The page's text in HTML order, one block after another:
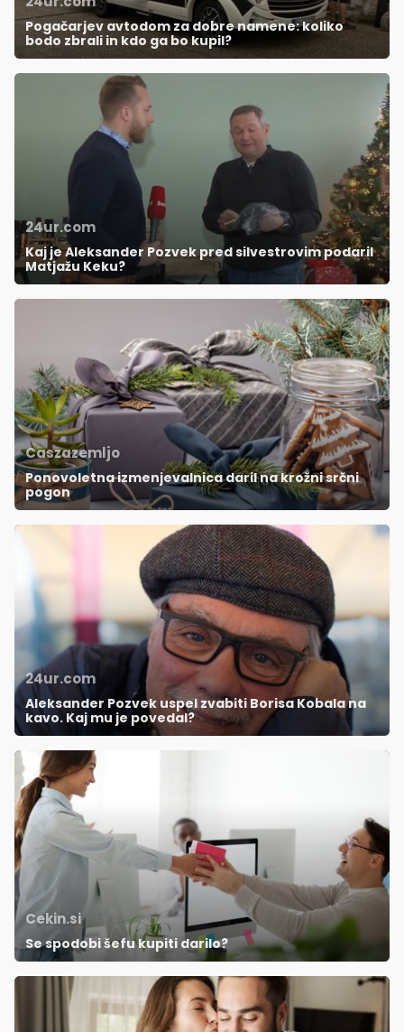
Pogačarjev avtodom za dobre namene: koliko
bodo zbrali in kdo ga bo kupil?
24ur.com
Kaj je Aleksander Pozvek pred silvestrovim podaril
Matjažu Keku?
Caszazemljo
Ponovoletna izmenjevalnica daril na krožni srčni
pogon
24ur.com
Aleksander Pozvek uspel zvabiti Borisa Kobala na
kavo. Kaj mu je povedal?
Cekin.si
Se spodobi šefu kupiti darilo?